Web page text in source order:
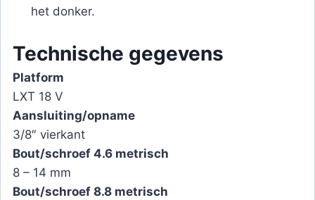
het donker.
Technische gegevens
Platform
LXT 18 V
Aansluiting/opname
3/8″ vierkant
Bout/schroef 4.6 metrisch
8 – 14 mm
Bout/schroef 8.8 metrisch